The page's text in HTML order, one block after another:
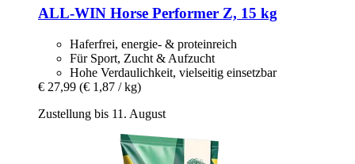
ALL-WIN Horse Performer Z, 15 kg
Haferfrei, energie- & proteinreich
Für Sport, Zucht & Aufzucht
Hohe Verdaulichkeit, vielseitig einsetzbar
€ 27,99 (€ 1,87 / kg)
Zustellung bis 11. August